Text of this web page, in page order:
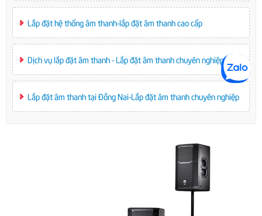
Lắp đặt hệ thống âm thanh-lắp đặt âm thanh cao cấp
Dịch vụ lắp đặt âm thanh - Lắp đặt âm thanh chuyên nghiệp
Lắp đặt âm thanh tại Đồng Nai-Lắp đặt âm thanh chuyên nghiệp